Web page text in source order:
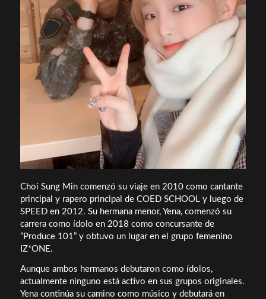
Choi Sung Min comenzó su viaje en 2010 como cantante
principal y rapero principal de COED SCHOOL y luego de
SPEED en 2012. Su hermana menor, Yena, comenzó su
carrera como ídolo en 2018 como concursante de
“Produce 101” y obtuvo un lugar en el grupo femenino
IZ*ONE.
Aunque ambos hermanos debutaron como ídolos,
actualmente ninguno está activo en sus grupos originales.
Yena continúa su camino como músico y debutará en